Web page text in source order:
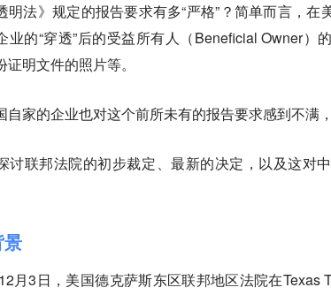
明法》规定的报告要求有多“严格”？简单而言，
业的“穿透”后的受益所有人（Beneficial Owner）
证明文件的照片等。
自家的企业也对这个前所未有的报告要求感到不
讨联邦法院的初步裁定、最新的决定，以及这对
月3日，美国德克萨斯东区联邦地区法院在Texas